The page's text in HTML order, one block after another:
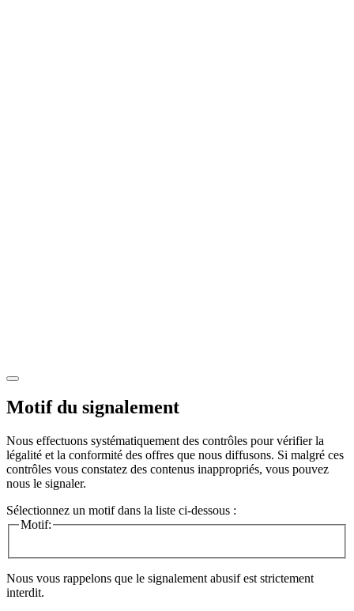
Motif du signalement
Nous effectuons systématiquement des contrôles pour vérifier la
légalité et la conformité des offres que nous diffusons. Si malgré ces
contrôles vous constatez des contenus inappropriés, vous pouvez
nous le signaler.
Sélectionnez un motif dans la liste ci-dessous :
Motif:
Nous vous rappelons que le signalement abusif est strictement
interdit.